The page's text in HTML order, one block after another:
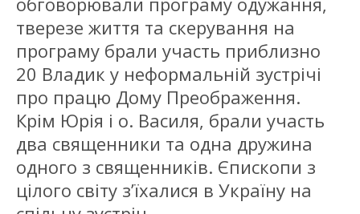
тверезе життя та скерування на
програму брали участь приблизно
20 Владик у неформальній зустрічі
про працю Дому Преображення.
Крім Юрія і о. Василя, брали участь
два священники та одна дружина
одного з священників. Єпископи з
цілого світу з’їхалися в Україну на